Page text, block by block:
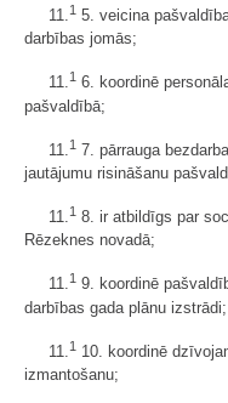
11.1 5. veicina
darbības jomās;
11.1 6. koordinē
pašvaldībā;
11. 1 7. pārrauga
jautājumu risināšanu
11.1 8. ir atbildīgs par
Rēzeknes novadā;
11.1 9. koordinē
darbības gada plānu izstrādi;
11. 1 10. koordinē
izmantošanu;